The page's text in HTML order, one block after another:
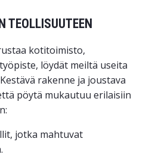
TEOLLISUUTEEN
kotitoimisto,
löydät meiltä useita
rakenne ja joustava
pöytä mukautuu erilaisiin
jotka mahtuvat